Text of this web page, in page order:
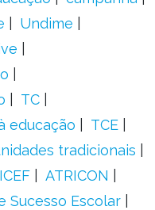
Undime
TC
educação
TCE
tradicionais
ATRICON
Sucesso Escolar